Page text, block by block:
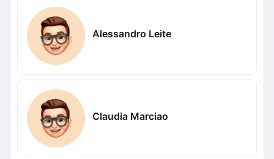
Alessandro Leite
Claudia Marciao